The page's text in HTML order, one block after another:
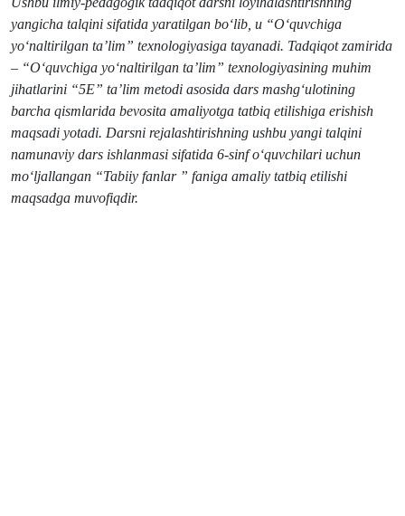
yangicha talqini sifatida yaratilgan bo‘lib, u “O‘quvchiga
yo‘naltirilgan ta’lim” texnologiyasiga tayanadi. Tadqiqot zamirida
– “O‘quvchiga yo‘naltirilgan ta’lim” texnologiyasining muhim
jihatlarini “5E” ta’lim metodi asosida dars mashg‘ulotining
barcha qismlarida bevosita amaliyotga tatbiq etilishiga erishish
maqsadi yotadi. Darsni rejalashtirishning ushbu yangi talqini
namunaviy dars ishlanmasi sifatida 6-sinf o‘quvchilari uchun
mo‘ljallangan “Tabiiy fanlar” faniga amaliy tatbiq etilishi
maqsadga muvofiqdir.